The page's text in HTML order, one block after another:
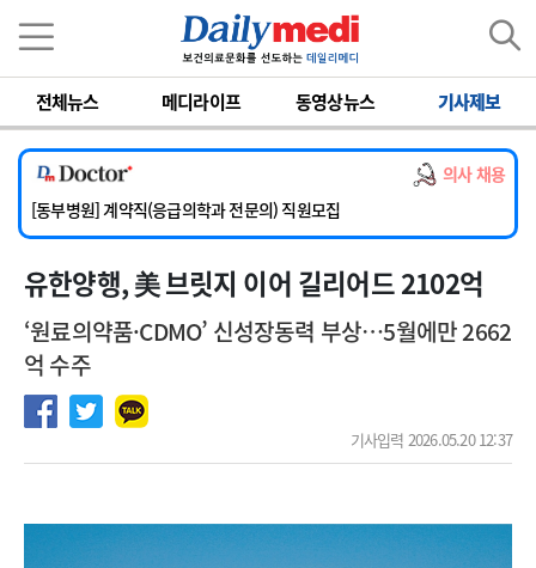
전체뉴스 메디라이프 동영상뉴스 기사제보
의사 채용
[서울아산병원] 2026년 하반기 인턴 모집
[영남대학교의료원] 마취통증의학과 임기제 임상의사 채용
[충남대학교병원] 소아청소년과(소아응급전담) 계약직 의사 공개채용
[동부병원] 계약직(응급의학과 전문의) 직원모집
[이대목동병원] 하반기 전공의(레지던트1년차) 모집
[서울아산병원] 2026년 하반기 인턴 모집
유한양행, 美 브릿지 이어 길리어드 2102억
‘원료의약품·CDMO’ 신성장동력 부상…5월에만 2662
억 수주
기사입력 2026.05.20 12:37